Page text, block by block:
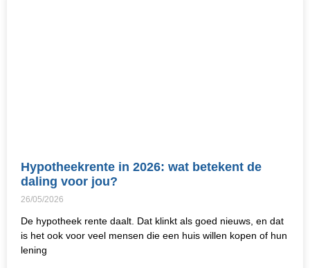
Hypotheekrente in 2026: wat betekent de
daling voor jou?
26/05/2026
De hypotheek rente daalt. Dat klinkt als goed nieuws, en dat
is het ook voor veel mensen die een huis willen kopen of hun
lening